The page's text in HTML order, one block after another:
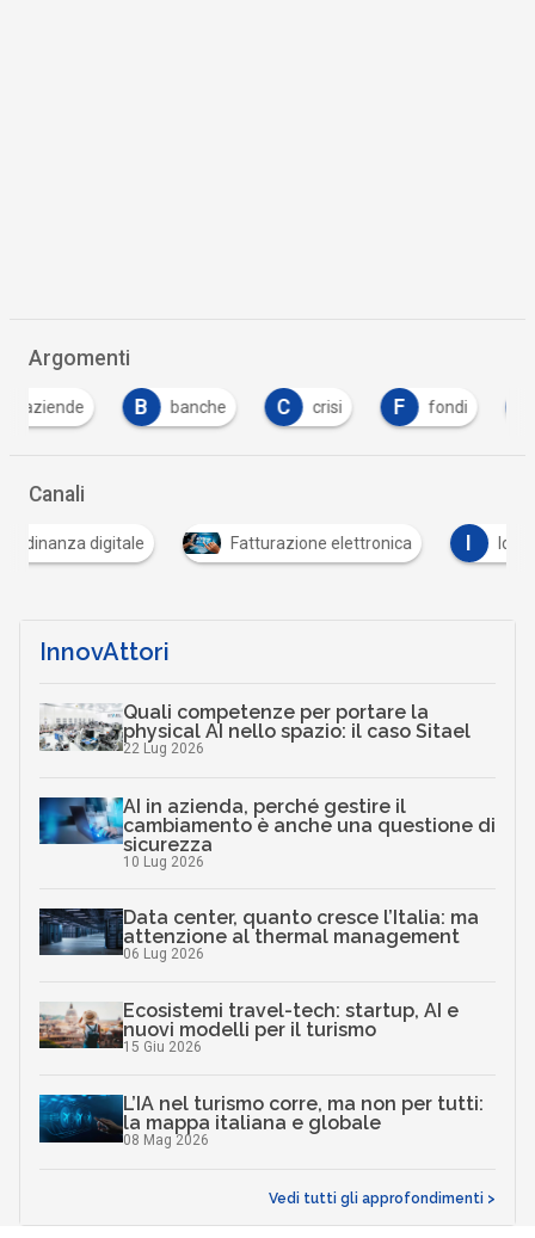
Argomenti
B banche C crisi F fondi I imposta
Canali
Fatturazione elettronica I Identità digitale
InnovAttori
Quali competenze per portare la
physical AI nello spazio: il caso Sitael
22 Lug 2026
AI in azienda, perché gestire il
cambiamento è anche una questione di
sicurezza
10 Lug 2026
Data center, quanto cresce l’Italia: ma
attenzione al thermal management
06 Lug 2026
Ecosistemi travel-tech: startup, AI e
nuovi modelli per il turismo
15 Giu 2026
L’IA nel turismo corre, ma non per tutti:
la mappa italiana e globale
08 Mag 2026
Vedi tutti gli approfondimenti >